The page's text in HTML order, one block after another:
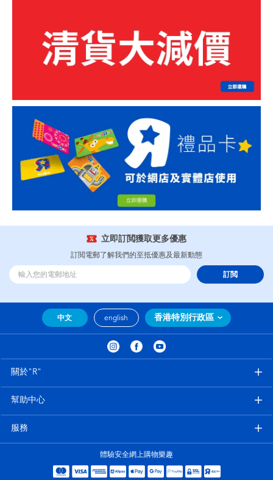
立即訂閲獲取更多優惠
訂閲電郵了解我們的至抵優惠及最新動態
訂閲
中文 english 香港特別行政區
關於"R"
幫助中心
服務
體驗安全網上購物樂趣